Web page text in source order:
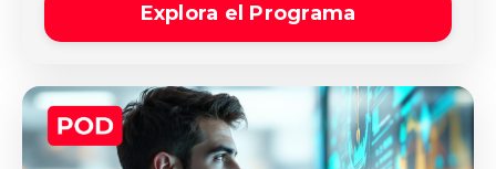
Explora el Programa